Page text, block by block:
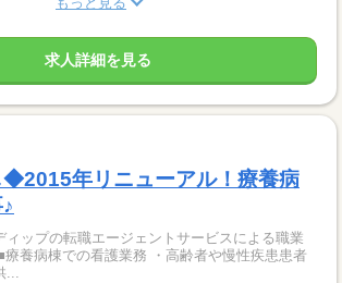
求人詳細を見る
年リニューアル！療養病
ップの転職エージェントサービスによる職業
養病棟での看護業務 ・高齢者や慢性疾患患者
...